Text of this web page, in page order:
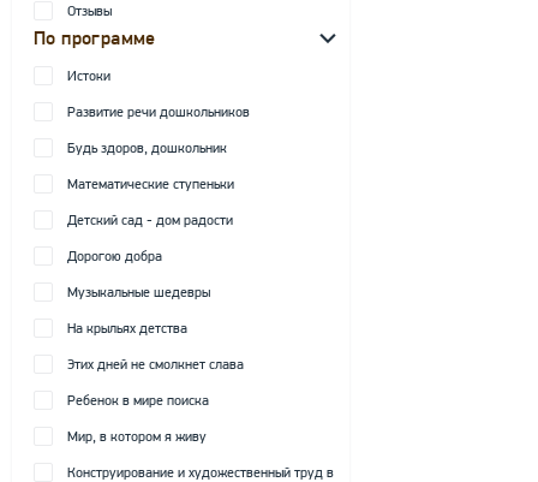
Отзывы
По программе
Истоки
Развитие речи дошкольников
Будь здоров, дошкольник
Математические ступеньки
Детский сад - дом радости
Дорогою добра
Музыкальные шедевры
На крыльях детства
Этих дней не смолкнет слава
Ребенок в мире поиска
Мир, в котором я живу
Конструирование и художественный труд в